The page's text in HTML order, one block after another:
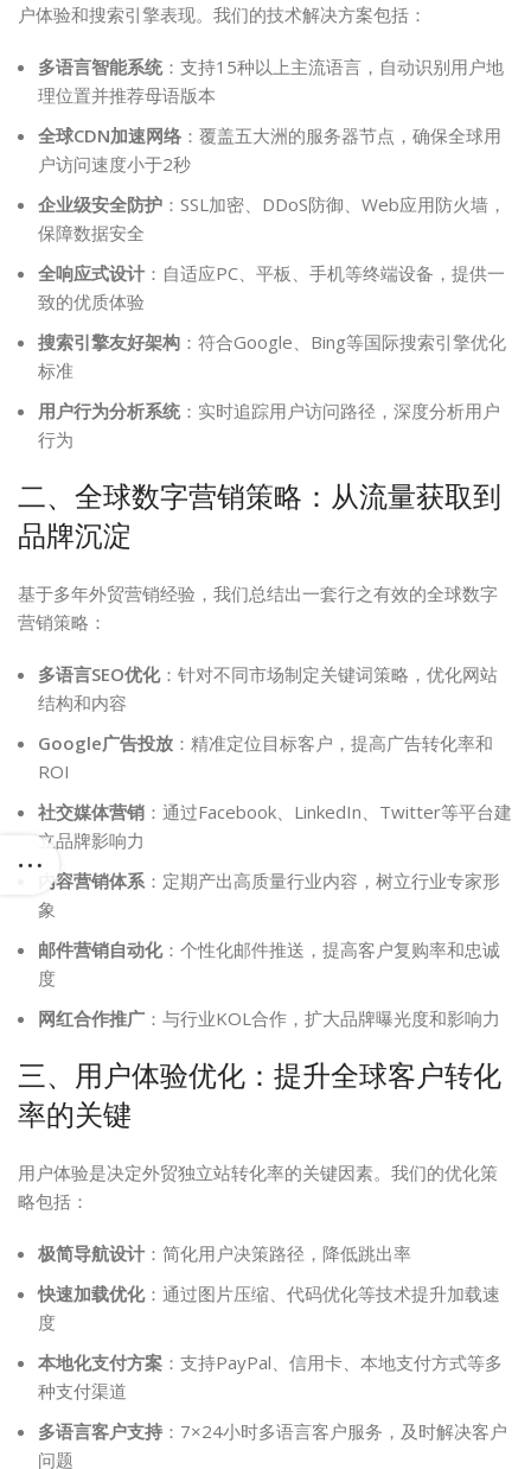
户体验和搜索引擎表现。我们的技术解决方案包括：
多语言智能系统：支持15种以上主流语言，自动识别用户地
理位置并推荐母语版本
全球CDN加速网络 ：覆盖五大洲的服务器节点，确保全球用
户访问速度小于2秒
企业级安全防护 ：SSL加密、DDoS防御、Web应用防火墙，
保障数据安全
全响应式设计 ：自适应PC、平板、手机等终端设备，提供一
致的优质体验
搜索引擎友好架构 ：符合Google、Bing等国际搜索引擎优化
标准
用户行为分析系统：实时追踪用户访问路径，深度分析用户
行为
二、全球数字营销策略：从流量获取到
品牌沉淀
基于多年外贸营销经验，我们总结出一套行之有效的全球数字
营销策略：
多语言SEO优化：针对不同市场制定关键词策略，优化网站
结构和内容
Google广告投放 ：精准定位目标客户，提高广告转化率和
ROI
社交媒体营销 ：通过Facebook、LinkedIn、Twitter等平台建
立品牌影响力
内容营销体系：定期产出高质量行业内容，树立行业专家形
象
邮件营销自动化：个性化邮件推送，提高客户复购率和忠诚
度
网红合作推广 ：与行业KOL合作，扩大品牌曝光度和影响力
三、用户体验优化：提升全球客户转化
率的关键
用户体验是决定外贸独立站转化率的关键因素。我们的优化策
略包括：
极简导航设计 ：简化用户决策路径，降低跳出率
快速加载优化：通过图片压缩、代码优化等技术提升加载速
度
本地化支付方案 ：支持PayPal、信用卡、本地支付方式等多
种支付渠道
多语言客户支持 ：7×24小时多语言客户服务，及时解决客户
问题